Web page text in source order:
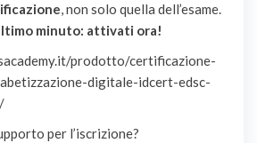
, non solo quella dell’esame.
minuto: attivati ora!
prodotto/certificazione-
digitale-idcert-edsc-
per l’iscrizione?